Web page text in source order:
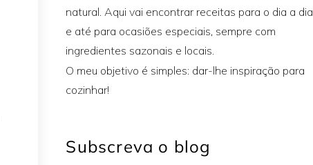
natural. Aqui vai encontrar receitas para o dia a dia
e até para ocasiões especiais, sempre com
ingredientes sazonais e locais.
O meu objetivo é simples: dar-lhe inspiração para
cozinhar!
Subscreva o blog